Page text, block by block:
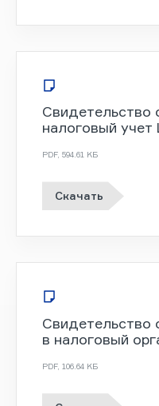
Свидетельство
налоговый
PDF, 594.61 KБ
Скачать
Свидетельство
в налоговый
PDF, 106.64 KБ